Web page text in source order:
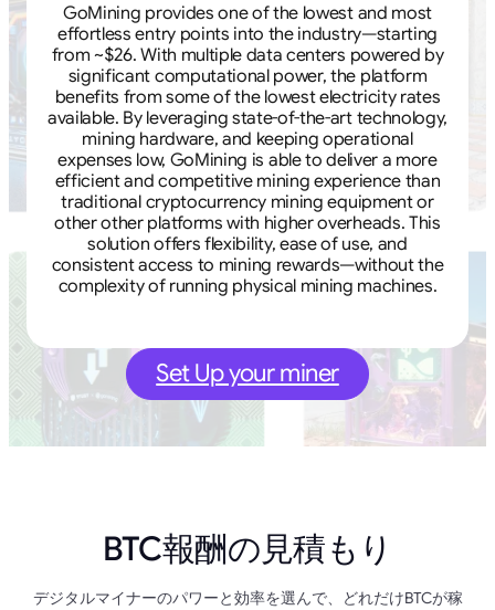
GoMining provides one of the lowest and most
effortless entry points into the industry—starting
from ~$26. With multiple data centers powered by
significant computational power, the platform
benefits from some of the lowest electricity rates
available. By leveraging state-of-the-art technology,
mining hardware, and keeping operational
expenses low, GoMining is able to deliver a more
efficient and competitive mining experience than
traditional cryptocurrency mining equipment or
other other platforms with higher overheads. This
solution offers flexibility, ease of use, and
consistent access to mining rewards—without the
complexity of running physical mining machines.
Set Up your miner
BTC報酬の見積もり
デジタルマイナーのパワーと効率を選んで、どれだけBTCが稼